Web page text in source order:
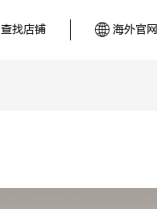
查找店铺 海外官网